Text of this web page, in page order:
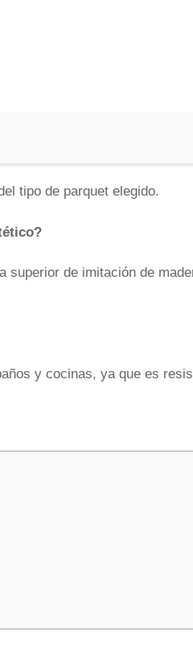
tipo de parquet elegido.
de imitación de
y cocinas, ya que es